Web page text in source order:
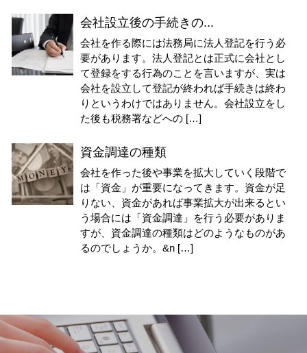
会社設立後の手続きの...
会社を作る際には法務局に法人登記を行う必
要があります。法人登記とは正式に会社とし
て登録をする行為のことを言いますが、実は
会社を設立して登記が終われば手続きは終わ
りというわけではありません。会社設立をし
た後も税務署などへの […]
資金調達の種類
会社を作った後や事業を拡大していく段階で
は「資金」が重要になってきます。資金が足
りない、資金があれば事業拡大が出来るとい
う場合には「資金調達」を行う必要がありま
すが、資金調達の種類はどのようなものがあ
るのでしょうか。&n […]